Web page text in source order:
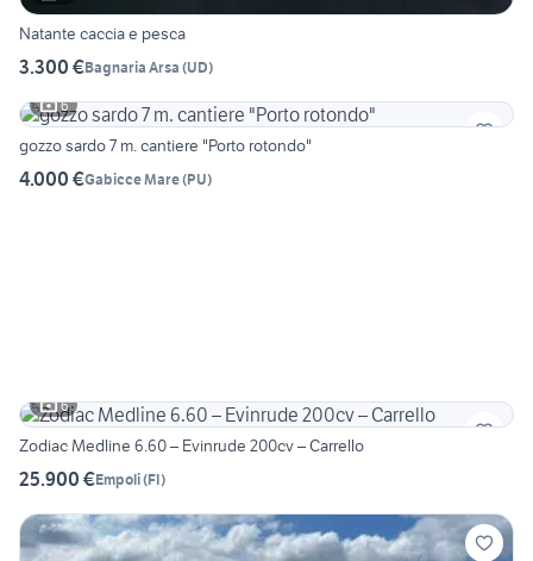
Natante caccia e pesca
3.300 €Bagnaria Arsa (UD)
6
gozzo sardo 7 m. cantiere "Porto rotondo"
4.000 €Gabicce Mare(PU)
6
Zodiac Medline 6.60 – Evinrude 200cv – Carrello
25.900 €Empoli(FI)